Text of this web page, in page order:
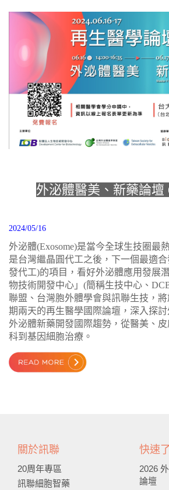
外泌體醫美、新藥論壇
2024/05/16
外泌體(Exosome)是當今全球生技圈最
是台灣繼晶圓代工之後，下一個最適
發代工)的項目，看好外泌體應用發展
物技術開發中心」(簡稱生技中心、
聯盟、台灣胞外體學會與訊聯生技，將
期兩天的再生醫學國際論壇，深入探
外泌體新藥開發國際趨勢，從醫美、
科到基因細胞治療。
關於訊聯
20周年專區
訊聯細胞智藥
快速
2026
論壇